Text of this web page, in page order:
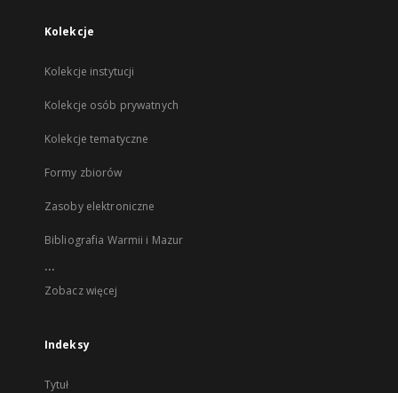
Kolekcje
Kolekcje instytucji
Kolekcje osób prywatnych
Kolekcje tematyczne
Formy zbiorów
Zasoby elektroniczne
Bibliografia Warmii i Mazur
...
Zobacz więcej
Indeksy
Tytuł